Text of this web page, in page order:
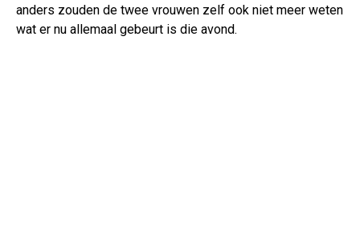
anders zouden de twee vrouwen zelf ook niet meer weten
wat er nu allemaal gebeurt is die avond.